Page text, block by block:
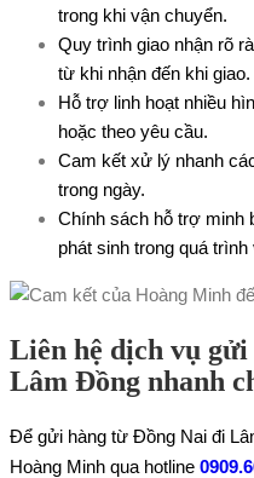
trong khi vận chuyển.
Quy trình giao nhận rõ
từ khi nhận đến khi giao.
Hỗ trợ linh hoạt nhiều
hoặc theo yêu cầu.
Cam kết xử lý nhanh
trong ngày.
Chính sách hỗ trợ minh
phát sinh trong quá
Liên hệ dịch vụ
Lâm Đồng nhanh
Để gửi hàng từ Đồng Nai đi
Hoàng Minh qua hotline